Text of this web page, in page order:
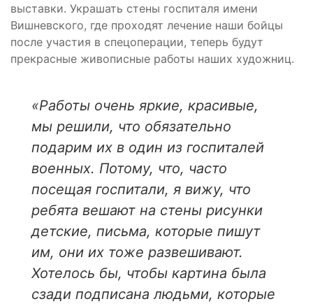
выставки. Украшать стены госпиталя имени
Вишневского, где проходят лечение наши бойцы
после участия в спецоперации, теперь будут
прекрасные живописные работы наших художниц.
«Работы очень яркие, красивые,
мы решили, что обязательно
подарим их в один из госпиталей
военных. Потому, что, часто
посещая госпитали, я вижу, что
ребята вешают на стены рисунки
детские, письма, которые пишут
им, они их тоже развешивают.
Хотелось бы, чтобы картина была
сзади подписана людьми, которые